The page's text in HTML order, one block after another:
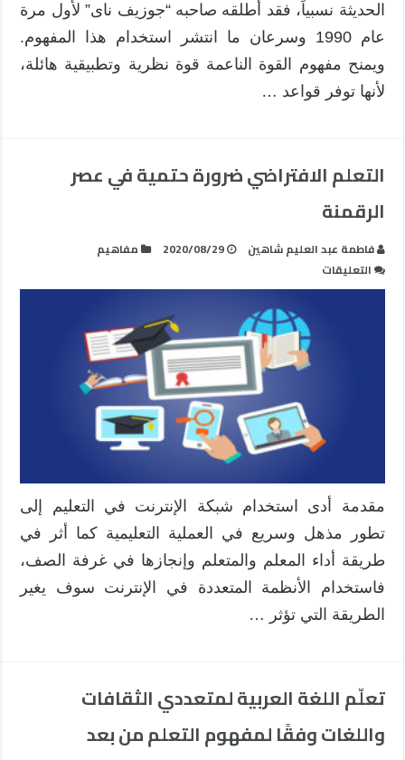
الحديثة نسبياً، فقد أطلقه صاحبه “جوزيف ناى” لأول مرة
عام 1990 وسرعان ما انتشر استخدام هذا المفهوم.
ويمنح مفهوم القوة الناعمة قوة نظرية وتطبيقية هائلة،
لأنها توفر قواعد …
التعلم الافتراضي ضرورة حتمية في عصر
الرقمنة
فاطمة عبد العليم شاهين 2020/08/29
مفاهيم
التعليقات
التعلم
الافتراضي
ضرورة
حتمية
في
الرقمنة
مغلقة
مقدمة أدى استخدام شبكة الإنترنت في التعليم إلى
تطور مذهل وسريع في العملية التعليمية كما أثر في
طريقة أداء المعلم والمتعلم وإنجازها في غرفة الصف،
فاستخدام الأنظمة المتعددة في الإنترنت سوف يغير
الطريقة التي تؤثر …
تعلّم اللغة العربية لمتعددي الثقافات
واللغات وفقًا لمفهوم التعلم من بعد